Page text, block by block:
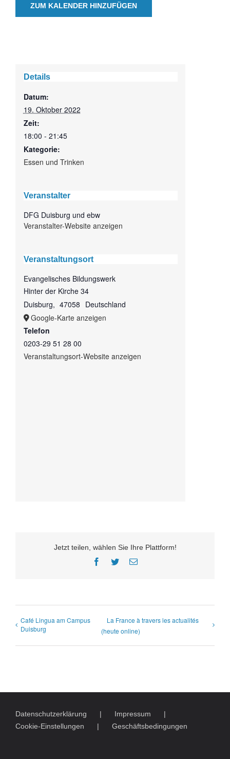
ZUM KALENDER HINZUFÜGEN
Details
Datum:
19. Oktober 2022
Zeit:
18:00 - 21:45
Kategorie:
Essen und Trinken
Veranstalter
DFG Duisburg und ebw
Veranstalter-Website anzeigen
Veranstaltungsort
Evangelisches Bildungswerk
Hinter der Kirche 34
Duisburg, 47058 Deutschland
Google-Karte anzeigen
Telefon
0203-29 51 28 00
Veranstaltungsort-Website anzeigen
Jetzt teilen, wählen Sie Ihre Plattform!
Facebook
TwitterE-
Café Lingua am Campus
Duisburg
La France à travers les actualités
(heute online)
Datenschutzerklärung
Impressum
Cookie-Einstellungen
Geschäftsbedingungen